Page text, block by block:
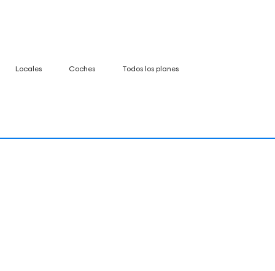
Locales Coches Todos los planes